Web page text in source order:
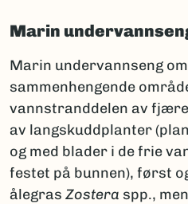
Marin
Marin undervannseng
sammenhengende
vannstranddelen av
av langskuddplanter
og med blader i de frie
festet på bunnen), først
ålegras Zostera spp.,